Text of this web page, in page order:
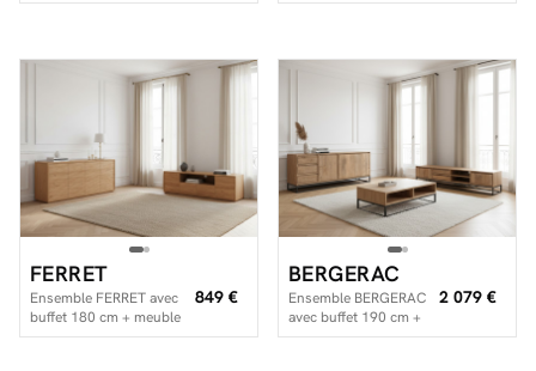
ANYRA
FERRET
Ensemble FERRET avec
buffet 180 cm + meuble
TV 180 cm effet tasseaux
849 €
BERGERAC
Ensemble BERGERAC
avec buffet 190 cm +
meuble TV 200 cm +
2 079 €